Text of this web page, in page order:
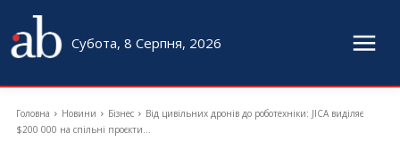
Субота, 8 Серпня, 2026
Головна Новини Бізнес
Від цивільних дронів до роботехніки: JICA виділяє
$200 000 на спільні проєкти...